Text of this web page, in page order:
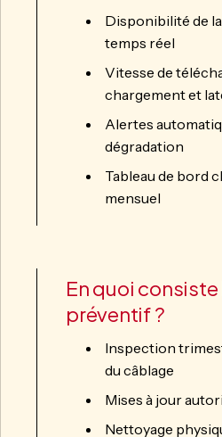
Disponibilité de
temps réel
Vitesse de
chargement et
Alertes
dégradation
Tableau de bord
mensuel
En quoi
préventif ?
Inspection
du câblage
Mises à jour
Nettoyage